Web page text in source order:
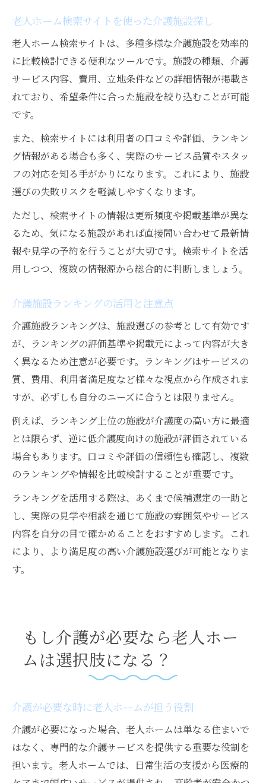
老人ホーム検索サイトを使った介護施設探し
老人ホーム検索サイトは、多種多様な介護施設を効率的
に比較検討できる便利なツールです。施設の種類、介護
サービス内容、費用、立地条件などの詳細情報が掲載さ
れており、希望条件に合った施設を絞り込むことが可能
です。
また、検索サイトには利用者の口コミや評価、ランキン
グ情報がある場合も多く、実際のサービス品質やスタッ
フの対応を知る手がかりになります。これにより、施設
選びの失敗リスクを軽減しやすくなります。
ただし、検索サイトの情報は更新頻度や掲載基準が異な
るため、気になる施設があれば直接問い合わせて最新情
報や見学の予約を行うことが大切です。検索サイトを活
用しつつ、複数の情報源から総合的に判断しましょう。
介護施設ランキングの活用と注意点
介護施設ランキングは、施設選びの参考として有効です
が、ランキングの評価基準や掲載元によって内容が大き
く異なるため注意が必要です。ランキングはサービスの
質、費用、利用者満足度など様々な視点から作成されま
すが、必ずしも自分のニーズに合うとは限りません。
例えば、ランキング上位の施設が介護度の高い方に最適
とは限らず、逆に低介護度向けの施設が評価されている
場合もあります。口コミや評価の信頼性も確認し、複数
のランキングや情報を比較検討することが重要です。
ランキングを活用する際は、あくまで候補選定の一助と
し、実際の見学や相談を通じて施設の雰囲気やサービス
内容を自分の目で確かめることをおすすめします。これ
により、より満足度の高い介護施設選びが可能となりま
す。
もし介護が必要なら老人ホー
ムは選択肢になる？
介護が必要な時に老人ホームが担う役割
介護が必要になった場合、老人ホームは単なる住まいで
はなく、専門的な介護サービスを提供する重要な役割を
担います。老人ホームでは、日常生活の支援から医療的